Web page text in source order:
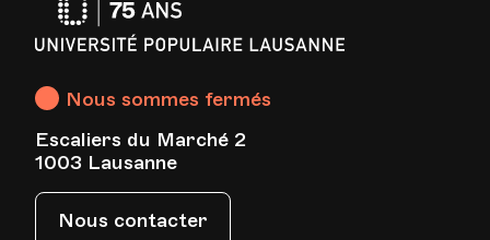
Nous sommes fermés
Escaliers du Marché 2
1003 Lausanne
Nous contacter